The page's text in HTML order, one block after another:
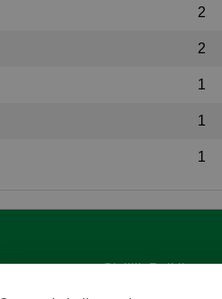
2
2
1
1
1
Gizlilik Politikası